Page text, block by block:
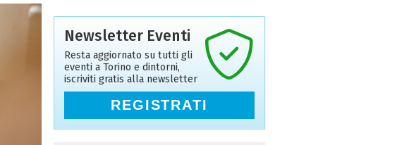
Newsletter Eventi
Resta aggiornato su tutti gli
eventi a Torino e dintorni,
iscriviti gratis alla newsletter
REGISTRATI